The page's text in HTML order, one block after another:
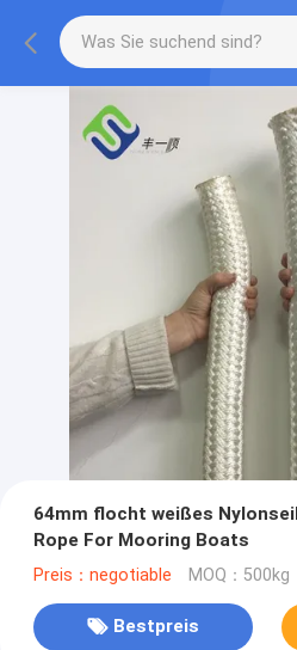
64mm flocht weißes
Rope For Mooring Boats
Preis：negotiable MOQ：500kg
Bestpreis